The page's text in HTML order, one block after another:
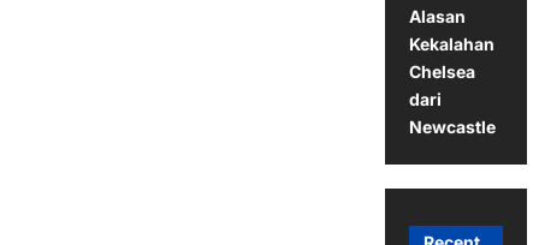
Alasan
Kekalahan
Chelsea
dari
Newcastle